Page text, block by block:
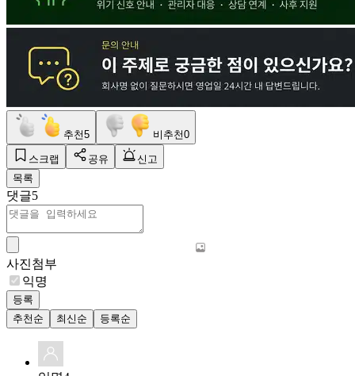
추천5 비추천0
스크랩 공유
신고
목록
댓글5
사진첨부
익명
등록
추천순
최신순 등록순